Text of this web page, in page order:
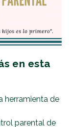
en esta
herramienta de
parental de